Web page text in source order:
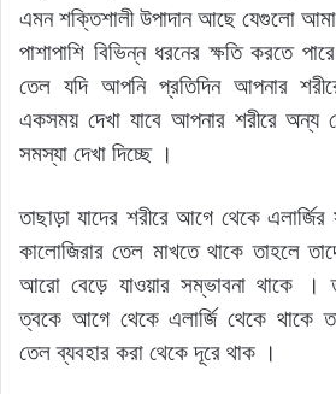
এমন শক্তিশালী উপাদান আছে যেগুলো
পাশাপাশি বিভিন্ন ধরনের ক্ষতি করতে
তেল যদি আপনি প্রতিদিন আপনার
একসময় দেখা যাবে আপনার শরীরে অন্য
সমস্যা দেখা দিচ্ছে ।
তাছাড়া যাদের শরীরে আগে থেকে এলার্জির
কালোজিরার তেল মাখতে থাকে তাহলে
আরো বেড়ে যাওয়ার সম্ভাবনা থাকে ।
ত্বকে আগে থেকে এলার্জি থেকে থাকে
তেল ব্যবহার করা থেকে দূরে থাক ।